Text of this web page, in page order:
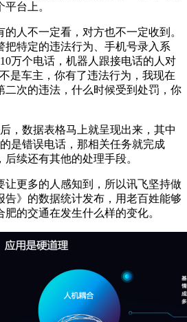
台上。
不一定看，对方也不一定收到。
把特定的违法行为、手机号录入系
万个电话，机器人跟接电话的人对
是车主，你有了违法行为，我现在
二次的违法，什么时候受到处罚，你
数据表格马上就呈现出来，其中
是错误电话，那相关任务就完成
续还有其他的处理手段。
更多的人感知到，所以讯飞坚持做
告》的数据统计发布，用老百姓能够
的交通在发生什么样的变化。